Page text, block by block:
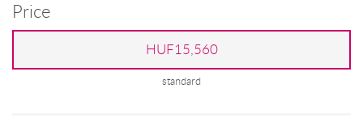
Price
HUF15,560
standard